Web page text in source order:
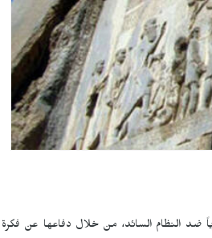
ضد النظام السائد، من خلال دفاعها عن فكرة